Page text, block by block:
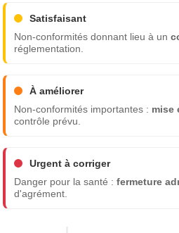
Satisfaisant
Non-conformités donnant lieu à un
réglementation.
À améliorer
Non-conformités importantes : mise
contrôle prévu.
Urgent à corriger
Danger pour la santé :fermeture
d'agrément.